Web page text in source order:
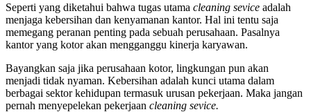
Seperti yang diketahui bahwa tugas utama cleaning sevice adalah
menjaga kebersihan dan kenyamanan kantor. Hal ini tentu saja
memegang peranan penting pada sebuah perusahaan. Pasalnya
kantor yang kotor akan mengganggu kinerja karyawan.
Bayangkan saja jika perusahaan kotor, lingkungan pun akan
menjadi tidak nyaman. Kebersihan adalah kunci utama dalam
berbagai sektor kehidupan termasuk urusan pekerjaan. Maka jangan
pernah menyepelekan pekerjaan cleaning sevice.